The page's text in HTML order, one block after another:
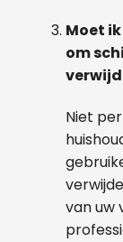
Moet
om
Niet
van uw